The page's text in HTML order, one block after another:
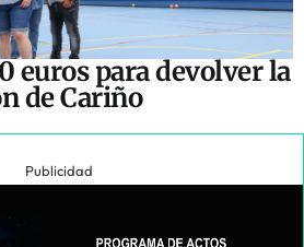
euros para devolver la
de Cariño
Publicidad